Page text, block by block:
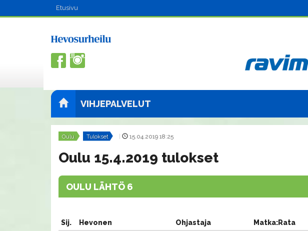
Etusivu
VIHJEPALVELUT
Oulu Tulokset 15.04.2019 18:25
Oulu 15.4.2019 tulokset
OULU LÄHTÖ 6
Sij. Hevonen Ohjastaja Matka:Rata